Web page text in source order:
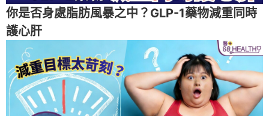
你是否身處脂肪風暴之中？GLP-1藥物減重同時
護心肝